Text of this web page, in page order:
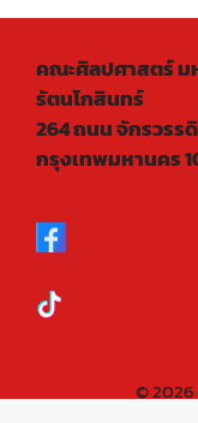
คณะศิลปศาสตร์ ม
รัตนโกสินทร์
264 ถนน จักรวรร
กรุงเทพมหานคร
© 2026